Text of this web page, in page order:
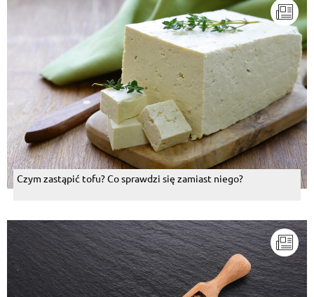
Czym zastąpić tofu? Co sprawdzi się zamiast niego?